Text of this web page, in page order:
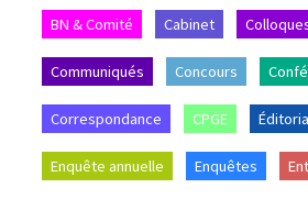
BN & Comité Cabinet
Communiqués Concours
Correspondance CPGE
Enquête annuelle Enquêtes